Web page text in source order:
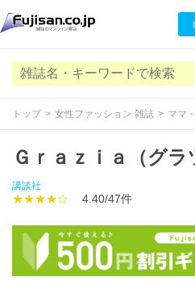
トップ 女性ファッション 雑誌 ママ
Ｇｒａｚｉａ（グラ
講談社
★★★★☆ 4.40/47件